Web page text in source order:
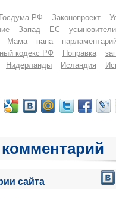
Госдума РФ Законопроект
Запад ЕС усыновители
Мама папа
кодекс РФ Поправка
Нидерланды Исландия
сайта